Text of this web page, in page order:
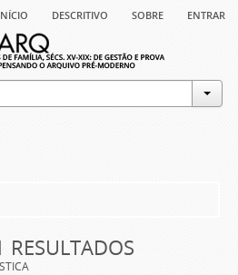
descritivo sobre entrar
RESULTADOS